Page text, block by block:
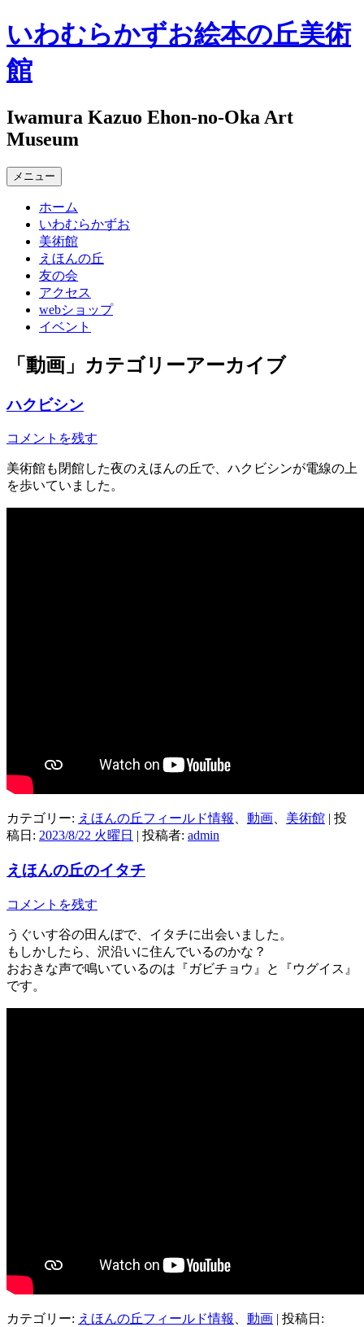
コ
ン
テ
ン
へ
ス
キ
プ
いわむらかずお絵本の丘美術
館
Iwamura Kazuo Ehon-no-Oka Art
Museum
メニュー
ホーム
いわむらかずお
美術館
えほんの丘
友の会
アクセス
webショップ
イベント
「 動画 」カテゴリーアーカイブ
ハクビシン
コメントを残す
美術館も閉館した夜のえほんの丘で、ハクビシンが電線の上
を歩いていました。
カテゴリー: えほんの丘フィールド情報 動画 美術館 | 投
稿日: 2023/8/22 火曜日 | 投稿者: admin
えほんの丘のイタチ
コメントを残す
うぐいす谷の田んぼで、イタチに出会いました。
もしかしたら、沢沿いに住んでいるのかな？
おおきな声で鳴いているのは『ガビチョウ』と『ウグイス』
です。
カテゴリー: えほんの丘フィールド情報 動画 | 投稿日: